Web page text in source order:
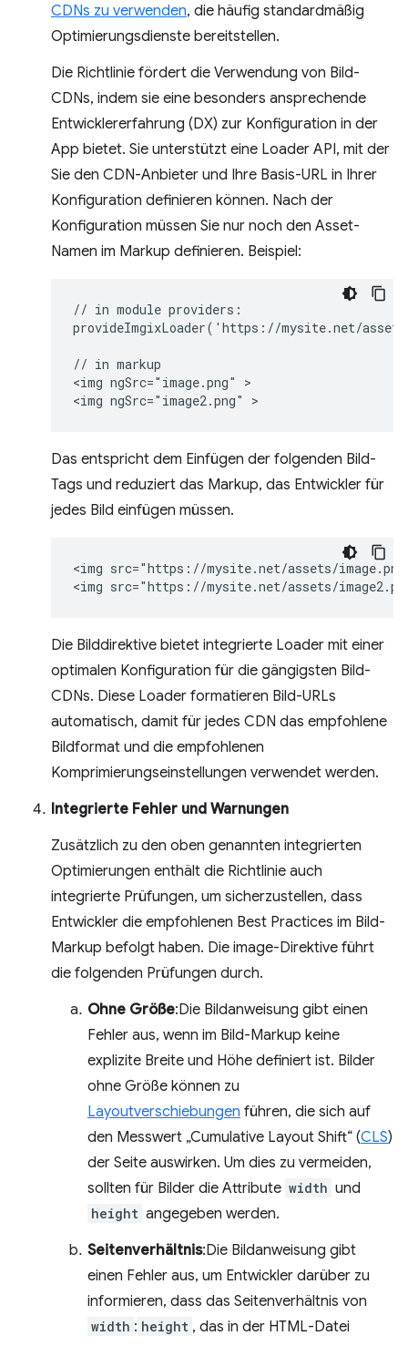
CDNs zu verwenden, die häufig standardmäßig
Optimierungsdienste bereitstellen.
Die Richtlinie fördert die Verwendung von Bild-
CDNs, indem sie eine besonders ansprechende
Entwicklererfahrung (DX) zur Konfiguration in der
App bietet. Sie unterstützt eine Loader API, mit der
Sie den CDN-Anbieter und Ihre Basis-URL in Ihrer
Konfiguration definieren können. Nach der
Konfiguration müssen Sie nur noch den Asset-
Namen im Markup definieren. Beispiel:
// in module providers:
provideImgixLoader('https://mysite.net/
// in markup
<img ngSrc="image.png" >
Das entspricht dem Einfügen der folgenden Bild-
Tags und reduziert das Markup, das Entwickler für
jedes Bild einfügen müssen.
<img src="https://mysite.net/assets/
Die Bilddirektive bietet integrierte Loader mit einer
optimalen Konfiguration für die gängigsten Bild-
CDNs. Diese Loader formatieren Bild-URLs
automatisch, damit für jedes CDN das empfohlene
Bildformat und die empfohlenen
Komprimierungseinstellungen verwendet werden.
Integrierte Fehler und Warnungen
Zusätzlich zu den oben genannten integrierten
Optimierungen enthält die Richtlinie auch
integrierte Prüfungen, um sicherzustellen, dass
Entwickler die empfohlenen Best Practices im Bild-
Markup befolgt haben. Die image-Direktive führt
die folgenden Prüfungen durch.
Ohne Größe:Die Bildanweisung gibt einen
Fehler aus, wenn im Bild-Markup keine
explizite Breite und Höhe definiert ist. Bilder
ohne Größe können zu
Layoutverschiebungen führen, die sich auf
den Messwert „Cumulative Layout Shift“ (CLS)
der Seite auswirken. Um dies zu vermeiden,
sollten für Bilder die Attribute width und
height angegeben werden.
Seitenverhältnis:Die Bildanweisung gibt
einen Fehler aus, um Entwickler darüber zu
informieren, dass das Seitenverhältnis von
width : height , das in der HTML-Datei